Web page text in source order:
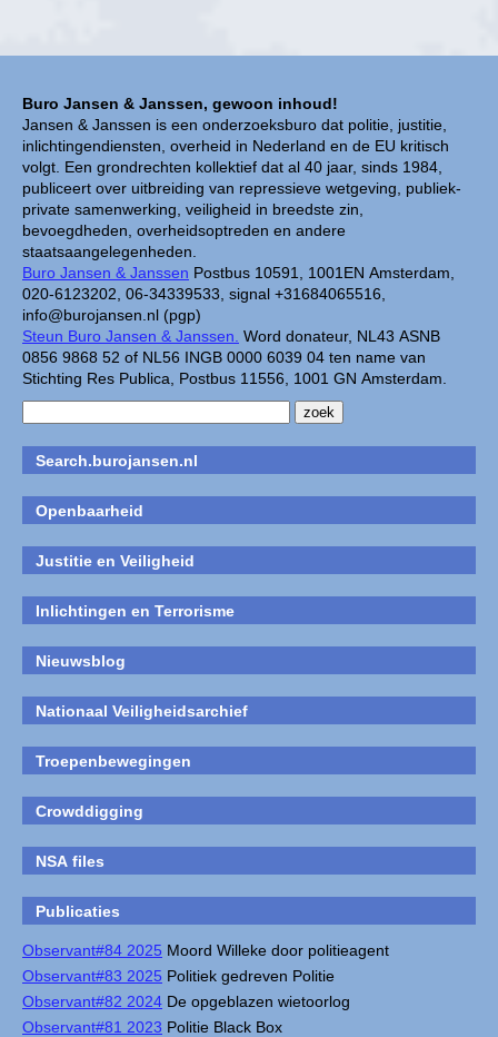
Buro Jansen & Janssen, gewoon inhoud!
Jansen & Janssen is een onderzoeksburo dat politie, justitie,
inlichtingendiensten, overheid in Nederland en de EU kritisch
volgt. Een grondrechten kollektief dat al 40 jaar, sinds 1984,
publiceert over uitbreiding van repressieve wetgeving, publiek-
private samenwerking, veiligheid in breedste zin,
bevoegdheden, overheidsoptreden en andere
staatsaangelegenheden.
Buro Jansen & Janssen Postbus 10591, 1001EN Amsterdam,
020-6123202, 06-34339533, signal +31684065516,
info@burojansen.nl (pgp)
Steun Buro Jansen & Janssen. Word donateur, NL43 ASNB
0856 9868 52 of NL56 INGB 0000 6039 04 ten name van
Stichting Res Publica, Postbus 11556, 1001 GN Amsterdam.
Search.burojansen.nl
Openbaarheid
Justitie en Veiligheid
Inlichtingen en Terrorisme
Nieuwsblog
Nationaal Veiligheidsarchief
Troepenbewegingen
Crowddigging
NSA files
Publicaties
Observant#84 2025 Moord Willeke door politieagent
Observant#83 2025 Politiek gedreven Politie
Observant#82 2024 De opgeblazen wietoorlog
Observant#81 2023 Politie Black Box